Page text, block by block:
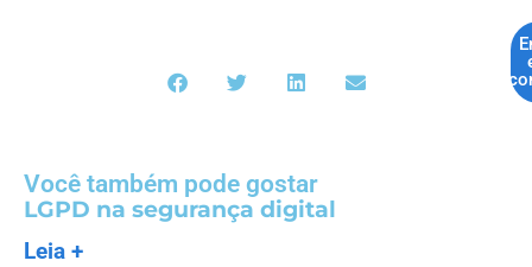
Você também pode gostar
LGPD na segurança digital
Leia +